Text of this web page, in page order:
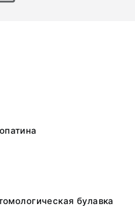
булавка